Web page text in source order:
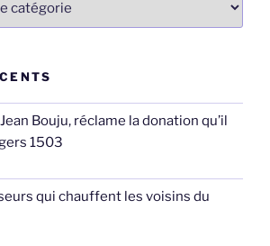
Bouju, réclame la donation qu’il
1503
qui chauffent les voisins du